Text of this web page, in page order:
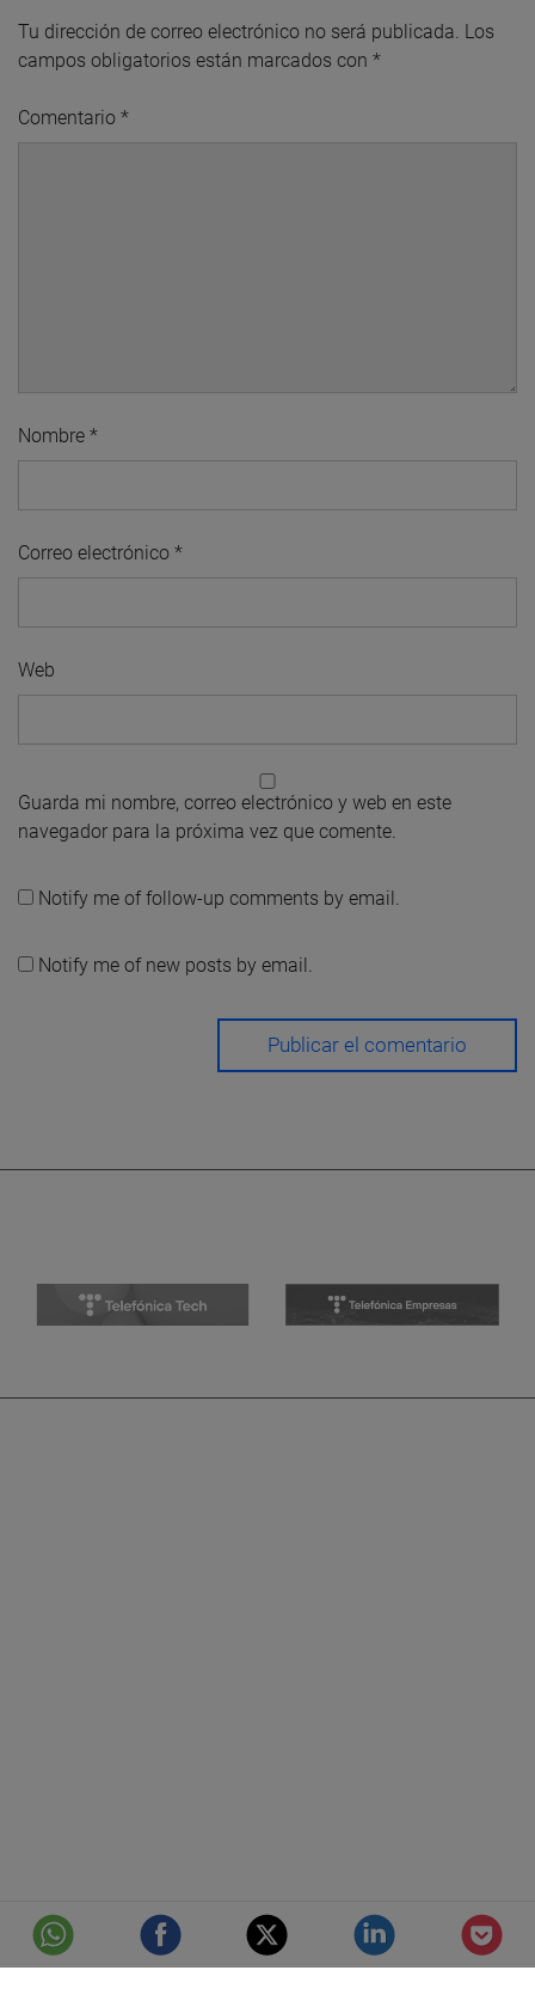
Tu dirección de correo electrónico no será publicada. Los
campos obligatorios están marcados con *
Comentario *
Nombre *
Correo electrónico *
Web
Guarda mi nombre, correo electrónico y web en este
navegador para la próxima vez que comente.
Notify me of follow-up comments by email.
Notify me of new posts by email.